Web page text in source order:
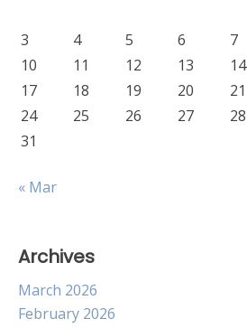
3
4 5 6 7
10
11 12 13 14
17
18 19 20 21
24
25 26 27 28
31
« Mar
Archives
March 2026
February 2026